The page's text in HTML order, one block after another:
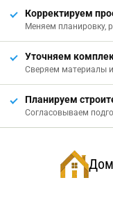
Корректируем
Меняем планировку,
Уточняем
Сверяем материалы и
Планируем
Согласовываем